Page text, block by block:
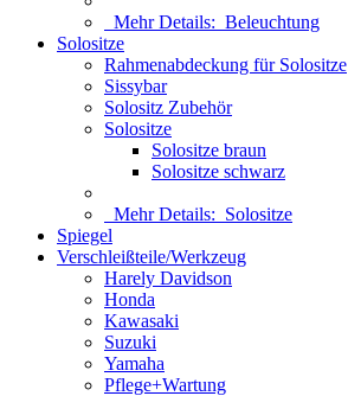
Mehr Details: Beleuchtung
Solositze
Rahmenabdeckung für Solositze
Sissybar
Solositz Zubehör
Solositze
Solositze braun
Solositze schwarz
Mehr Details: Solositze
Spiegel
Verschleißteile/Werkzeug
Harely Davidson
Honda
Kawasaki
Suzuki
Yamaha
Pflege+Wartung